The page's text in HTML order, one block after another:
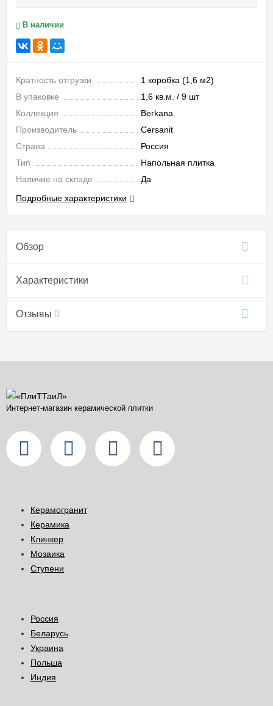
В наличии
Кратность отгрузки
1 коробка (1,6 м2)
В упаковке
1,6 кв.м. / 9 шт
Коллекция
Berkana
Производитель
Cersanit
Страна
Россия
Тип
Напольная плитка
Наличие на складе
Да
Подробные характеристики
Обзор
Характеристики
Отзывы 0
Интернет-магазин керамической плитки
Керамогранит
Керамика
Клинкер
Мозаика
Ступени
Россия
Беларусь
Украина
Польша
Индия